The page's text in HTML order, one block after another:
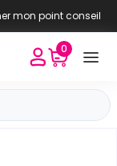
mon point conseil
0